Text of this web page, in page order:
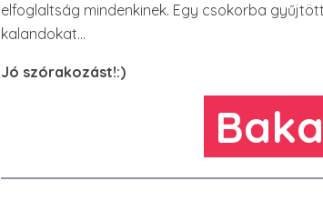
elfoglaltság mindenkinek. Egy csokorba
kalandokat…
Jó szórakozást!:)